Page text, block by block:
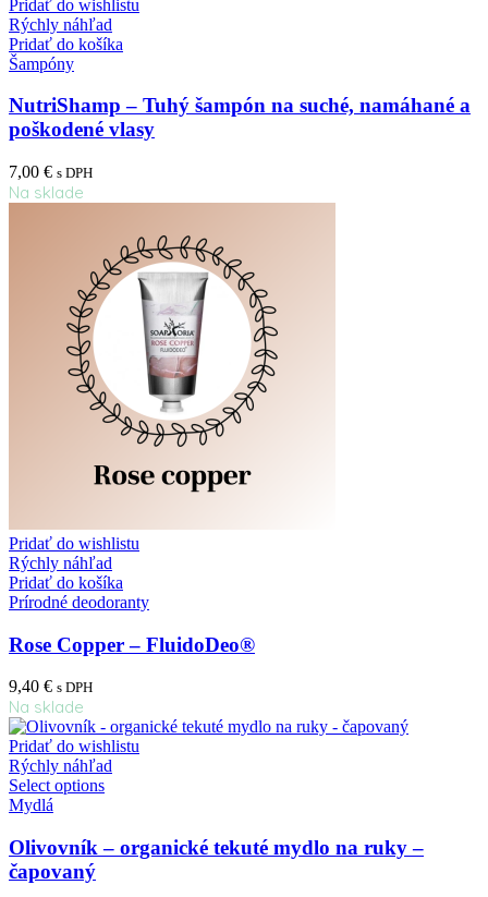
Pridať do wishlistu
Rýchly náhľad
Pridať do košíka
Šampóny
NutriShamp – Tuhý šampón na suché, namáhané a
poškodené vlasy
7,00 € s DPH
Na sklade
Pridať do wishlistu
Rýchly náhľad
Pridať do košíka
Prírodné deodoranty
Rose Copper – FluidoDeo®
9,40 € s DPH
Na sklade
Pridať do wishlistu
Rýchly náhľad
Select options
Mydlá
Olivovník – organické tekuté mydlo na ruky –
čapovaný